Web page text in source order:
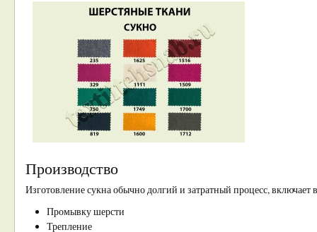
Производство
Изготовление сукна обычно долгий и затратный процесс, включает
Промывку шерсти
Трепление